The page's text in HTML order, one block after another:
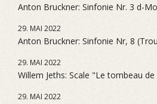
Anton Bruckner: Sinfonie Nr. 3 d-
29. MAI 2022
Anton Bruckner: Sinfonie Nr, 8
29. MAI 2022
Willem Jeths: Scale "Le tombeau
29. MAI 2022